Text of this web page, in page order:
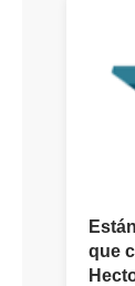
que